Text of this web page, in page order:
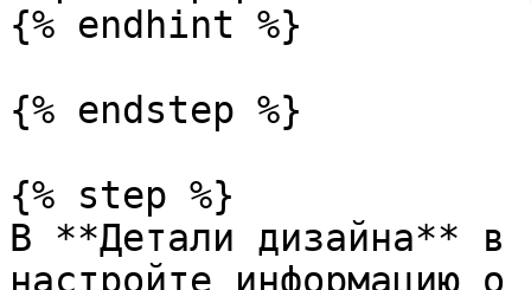
{% endhint %}
{% endstep %}
{% step %}
В **Детали дизайна** в
настройте информацию